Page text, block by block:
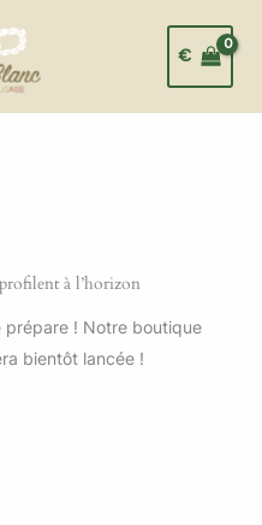
€
à l’horizon
prépare ! Notre boutique
bientôt lancée !